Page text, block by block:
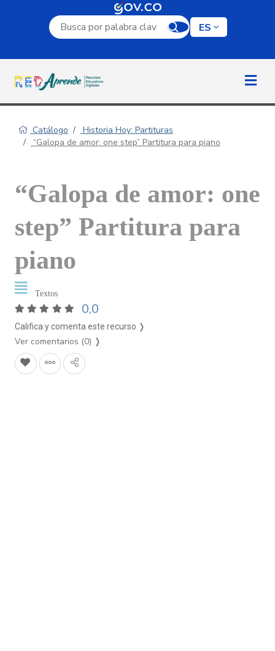
Campo de búsqueda por palabra clave
ES
Catálogo
Historia Hoy: Partituras
“Galopa de amor: one step” Partitura para piano
“Galopa de amor: one
step” Partitura para
piano
Textos
0,0
Califica y comenta este recurso ❭
Ver comentarios (0) ❭